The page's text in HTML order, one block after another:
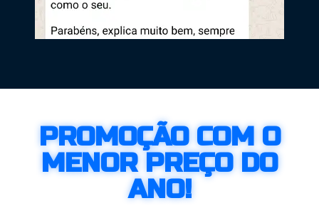
PROMOÇÃO COM O
MENOR PREÇO DO
ANO!